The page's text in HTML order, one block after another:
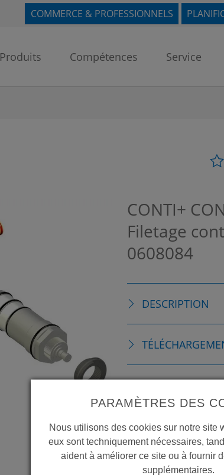
COMMERCE & PROFESSIONNELS
Produits Compétences Service
CONTI+
Filetage
0608084
DESCRIPTION
PARAMÈTRES DES
Nous utilisons des cookies sur notre site
eux sont techniquement nécessaires,
aident à améliorer ce site ou à fournir
supplémentaires.